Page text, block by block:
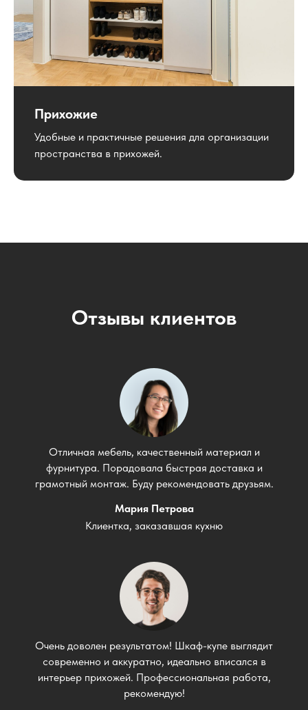
Прихожие
Удобные и практичные решения для организации
пространства в прихожей.
Отзывы клиентов
Отличная мебель, качественный материал и
фурнитура. Порадовала быстрая доставка и
грамотный монтаж. Буду рекомендовать друзьям.
Мария Петрова
Клиентка, заказавшая кухню
Очень доволен результатом! Шкаф-купе выглядит
современно и аккуратно, идеально вписался в
интерьер прихожей. Профессиональная работа,
рекомендую!